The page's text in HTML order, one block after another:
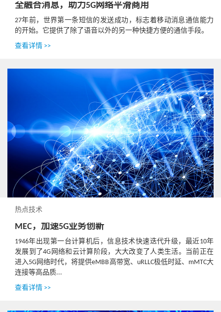
全融合消息，助力5G网络平滑商用
27年前，世界第一条短信的发送成功，标志着移动消息通信能力
的开始。它提供了除了语音以外的另一种快捷方便的通信手段。
查看详情 >>
热点技术
MEC，加速5G业务创新
1946年出现第一台计算机后，信息技术快速迭代升级，最近10年
发展到了4G网络和云计算阶段，大大改变了人类生活。当前正在
进入5G网络时代，将提供eMBB高带宽、uRLLC极低时延、mMTC大
连接等高品质...
查看详情 >>